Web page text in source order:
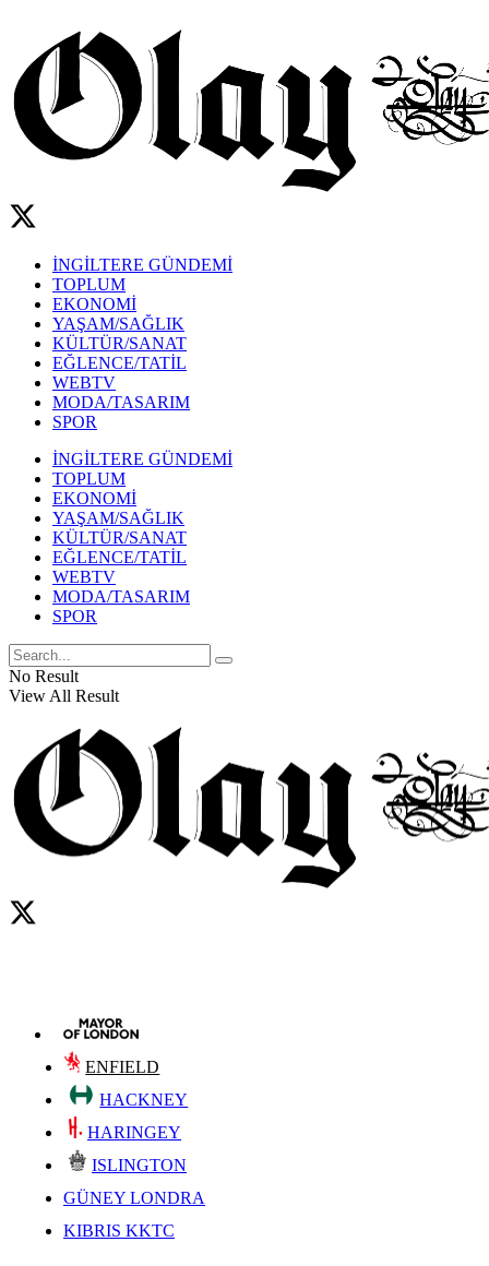
İNGİLTERE GÜNDEMİ
TOPLUM
EKONOMİ
YAŞAM/SAĞLIK
KÜLTÜR/SANAT
EĞLENCE/TATİL
WEBTV
MODA/TASARIM
SPOR
İNGİLTERE GÜNDEMİ
TOPLUM
EKONOMİ
YAŞAM/SAĞLIK
KÜLTÜR/SANAT
EĞLENCE/TATİL
WEBTV
MODA/TASARIM
SPOR
No Result
View All Result
ENFIELD
HACKNEY
HARINGEY
ISLINGTON
GÜNEY LONDRA
KIBRIS KKTC